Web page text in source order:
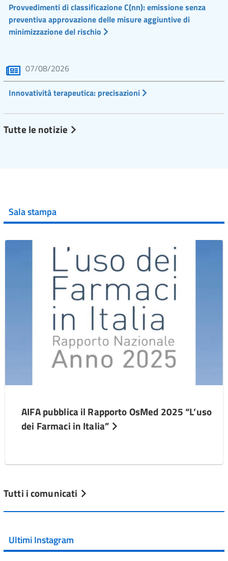
Provvedimenti di classificazione C(nn): emissione senza
preventiva approvazione delle misure aggiuntive di
minimizzazione del rischio
07/08/2026
Innovatività terapeutica: precisazioni
Tutte le notizie
Sala stampa
AIFA pubblica il Rapporto OsMed 2025 “L’uso
dei Farmaci in Italia”
Tutti i comunicati
Ultimi Instagram